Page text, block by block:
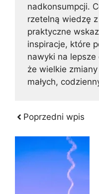
nadkonsumpcji.
rzetelną wiedzę
praktyczne
inspiracje, które
nawyki na lepsze
że wielkie
małych,
Poprzedni wpis